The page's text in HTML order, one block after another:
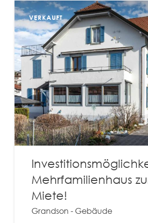
VERKAUFT
Mehrfamilienhaus
Miete!
Grandson - Gebäude